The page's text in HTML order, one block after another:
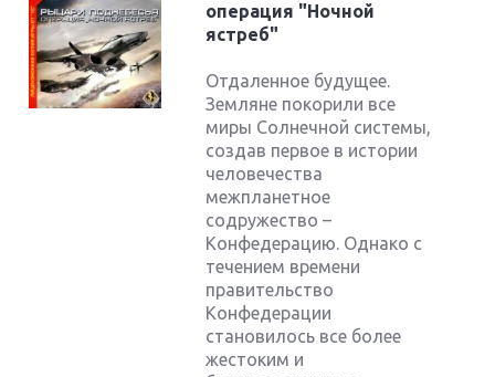
операция "Ночной
ястреб"
Отдаленное будущее.
Земляне покорили все
миры Солнечной системы,
создав первое в истории
человечества
межпланетное
содружество –
Конфедерацию. Однако с
течением времени
правительство
Конфедерации
становилось все более
жестоким и